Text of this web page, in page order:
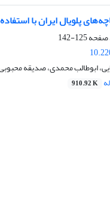
پلویال ایران با
125-142
ابوطالب محمدی، صدیقه
910.92 K